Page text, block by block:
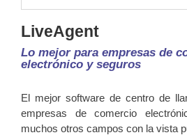
LiveAgent
Lo mejor para empresas de
electrónico y seguros
El mejor software de centro de
empresas de comercio
muchos otros campos con la vista